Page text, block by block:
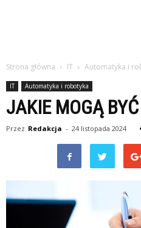
Strona główna IT Automatyka i
IT Automatyka i robotyka
JAKIE MOGĄ
Przez Redakcja - 24 listopada 2024